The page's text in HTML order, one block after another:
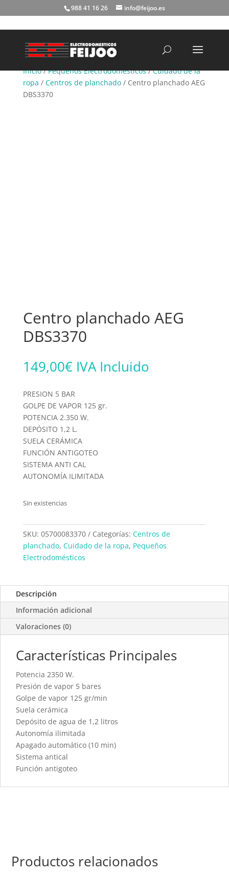
988 41 16 26 info@feijoo.es
Inicio/Pequeños Electrodomésticos/Cuidado de la
ropa / Centros de planchado/ Centro planchado AEG
DBS3370
Centro planchado AEG
DBS3370
149,00€ IVA Incluido
PRESION 5 BAR
GOLPE DE VAPOR 125 gr.
POTENCIA 2.350 W.
DEPÓSITO 1,2 L.
SUELA CERÁMICA
FUNCIÓN ANTIGOTEO
SISTEMA ANTI CAL
AUTONOMÍA ILIMITADA
Sin existencias
SKU: 05700083370 Categorías: Centros de
planchado, Cuidado de la ropa, Pequeños
Electrodomésticos
Descripción
Información adicional
Valoraciones (0)
Características Principales
Potencia 2350 W.
Presión de vapor 5 bares
Golpe de vapor 125 gr/min
Suela cerámica
Depósito de agua de 1,2 litros
Autonomía ilimitada
Apagado automático (10 min)
Sistema antical
Función antigoteo
Productos relacionados